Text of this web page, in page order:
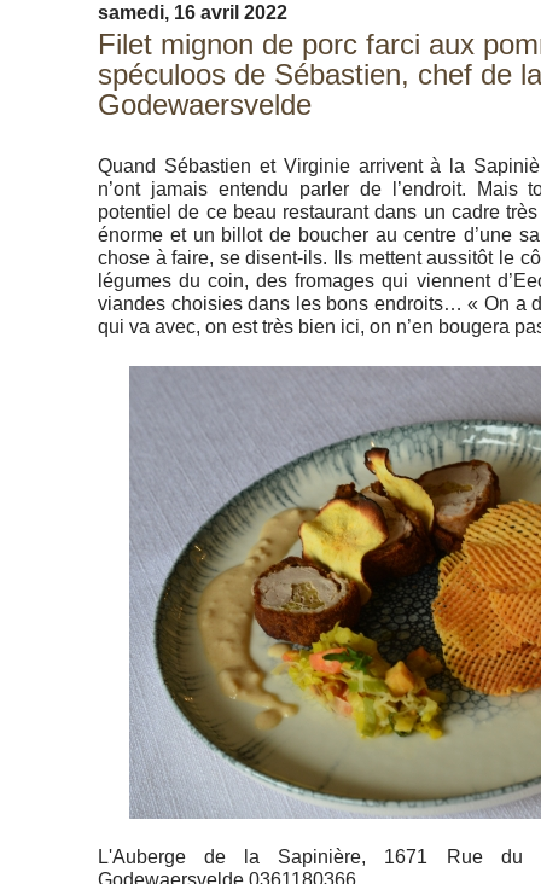
samedi, 16 avril 2022
Filet mignon de porc farci aux
spéculoos de Sébastien, chef de
Godewaersvelde
Quand Sébastien et Virginie arrivent à la
n’ont jamais entendu parler de l’endroit.
potentiel de ce beau restaurant dans un cadre
énorme et un billot de boucher au centre d’une
chose à faire, se disent-ils. Ils mettent aussitôt le
légumes du coin, des fromages qui viennent
viandes choisies dans les bons endroits… « On a
qui va avec, on est très bien ici, on n’en bougera
L'Auberge de la Sapinière, 1671 Rue du
Godewaersvelde 0361180366